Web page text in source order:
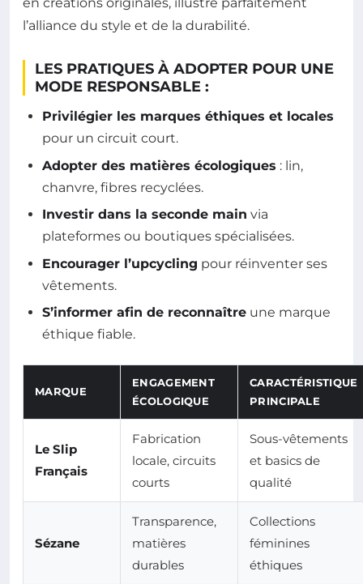
en créations originales, illustre parfaitement
l’alliance du style et de la durabilité.
LES PRATIQUES À ADOPTER POUR UNE
MODE RESPONSABLE :
Privilégier les marques éthiques et locales
pour un circuit court.
Adopter des matières écologiques : lin,
chanvre, fibres recyclées.
Investir dans la seconde main via
plateformes ou boutiques spécialisées.
Encourager l’upcycling pour réinventer ses
vêtements.
S’informer afin de reconnaître une marque
éthique fiable.
MARQUE
ENGAGEMENT
ÉCOLOGIQUE
CARACTÉRISTIQUE
PRINCIPALE
Le Slip
Français
Fabrication
locale, circuits
courts
Sous-vêtements
et basics de
qualité
Sézane
Transparence,
matières
durables
Collections
féminines
éthiques